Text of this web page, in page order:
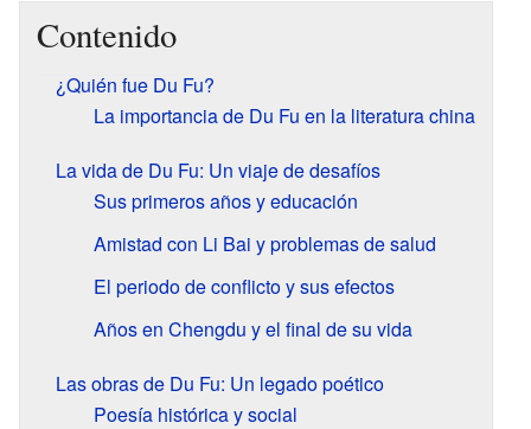
Contenido
¿Quién fue Du Fu?
La importancia de Du Fu en la literatura china
La vida de Du Fu: Un viaje de desafíos
Sus primeros años y educación
Amistad con Li Bai y problemas de salud
El periodo de conflicto y sus efectos
Años en Chengdu y el final de su vida
Las obras de Du Fu: Un legado poético
Poesía histórica y social